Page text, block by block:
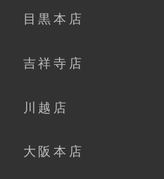
目黒本店
吉祥寺店
川越店
大阪本店